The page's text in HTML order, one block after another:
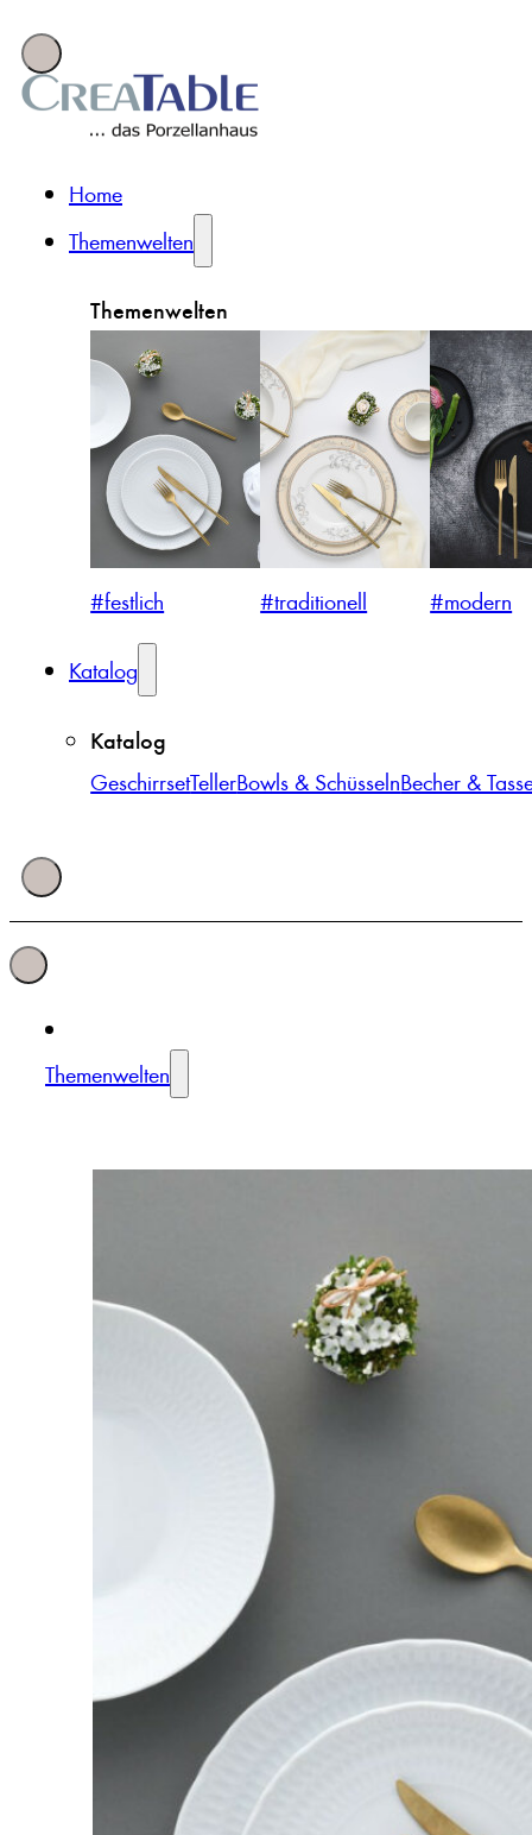
Home
Themenwelten
Themenwelten
#festlich #traditionell #modern
Katalog
Katalog
GeschirrsetTellerBowls & SchüsselnBecher &
Themenwelten